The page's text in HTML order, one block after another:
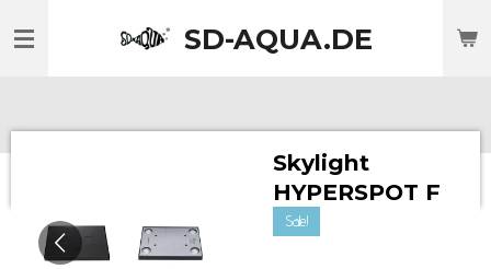
Hauptinhalt
SD-AQUA.DE
Skylight
HYPERSPOT F
Sale!